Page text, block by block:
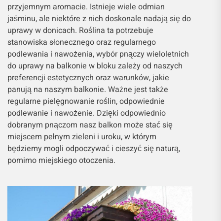
przyjemnym aromacie. Istnieje wiele odmian
jaśminu, ale niektóre z nich doskonale nadają się do
uprawy w donicach. Roślina ta potrzebuje
stanowiska słonecznego oraz regularnego
podlewania i nawożenia, wybór pnączy wieloletnich
do uprawy na balkonie w bloku zależy od naszych
preferencji estetycznych oraz warunków, jakie
panują na naszym balkonie. Ważne jest także
regularne pielęgnowanie roślin, odpowiednie
podlewanie i nawożenie. Dzięki odpowiednio
dobranym pnączom nasz balkon może stać się
miejscem pełnym zieleni i uroku, w którym
będziemy mogli odpoczywać i cieszyć się naturą,
pomimo miejskiego otoczenia.